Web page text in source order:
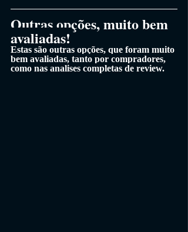
Outras opções, muito bem
avaliadas!
Estas são outras opções, que foram muito
bem avaliadas, tanto por compradores,
como nas analises completas de review.